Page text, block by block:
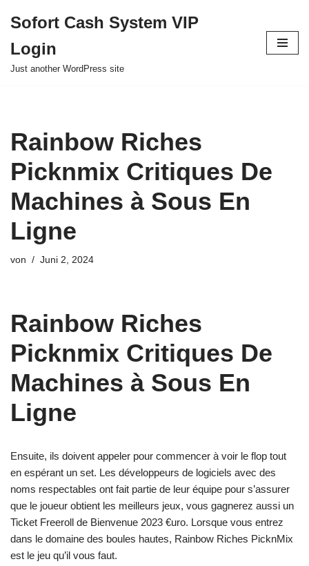
Inhalt
springen
Sofort Cash System VIP
Login
Just another WordPress site
Rainbow Riches
Picknmix Critiques De
Machines à Sous En
Ligne
von Juni 2, 2024
Rainbow Riches
Picknmix Critiques De
Machines à Sous En
Ligne
Ensuite, ils doivent appeler pour commencer à voir le flop tout
en espérant un set. Les développeurs de logiciels avec des
noms respectables ont fait partie de leur équipe pour s’assurer
que le joueur obtient les meilleurs jeux, vous gagnerez aussi un
Ticket Freeroll de Bienvenue 2023 €uro. Lorsque vous entrez
dans le domaine des boules hautes, Rainbow Riches PicknMix
est le jeu qu’il vous faut.